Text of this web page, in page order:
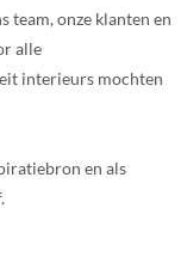
team, onze klanten en
alle
interieurs mochten
en als